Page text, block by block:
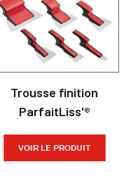
Trousse finition
ParfaitLiss'®
VOIR LE PRODUIT